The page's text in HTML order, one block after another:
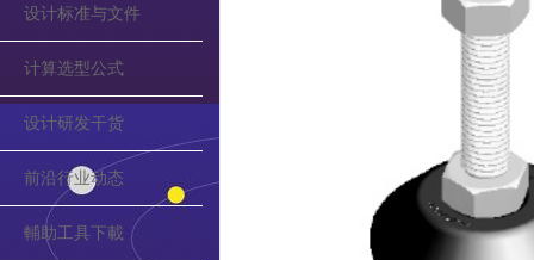
设计标准与文件
计算选型公式
设计研发干货
前沿行业动态
輔助工具下載